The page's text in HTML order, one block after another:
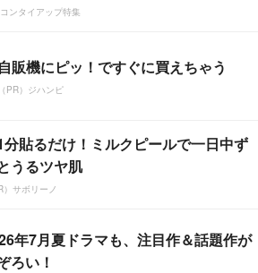
ンタイアップ特集
自販機にピッ！ですぐに買えちゃう
（PR）ジハンピ
分貼るだけ！ミルクピールで一日中ず
うるツヤ肌
）サボリーノ
年7月夏ドラマも、注目作＆話題作が
ろい！